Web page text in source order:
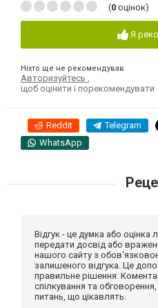
(0 оцінок)
Я
Ніхто ще не рекомендував
Авторизуйтесь ,
щоб оцінити і порекомендувати
Reddit Telegram
WhatsApp
Відгук - це думка або
передати досвід або
нашого сайту з
залишеного відгука. Це
правильне рішення.
спілкування та
питань, що цікавлять.